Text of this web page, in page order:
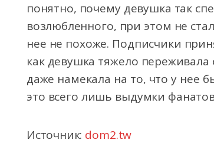
понятно, почему девушка так
возлюбленного, при этом не
нее не похоже. Подписчики
как девушка тяжело
даже намекала на то, что у нее
это всего лишь выдумки
Источник: dom2.tw